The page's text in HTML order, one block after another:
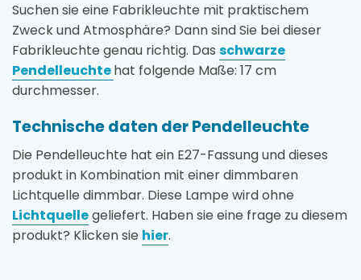
Suchen sie eine Fabrikleuchte mit praktischem
Zweck und Atmosphäre? Dann sind Sie bei dieser
Fabrikleuchte genau richtig. Das schwarze
Pendelleuchtehat folgende Maße: 17 cm
durchmesser.
Technische daten der Pendelleuchte
Die Pendelleuchte hat ein E27-Fassung und dieses
produkt in Kombination mit einer dimmbaren
Lichtquelle dimmbar. Diese Lampe wird ohne
Lichtquellegeliefert. Haben sie eine frage zu diesem
produkt? Klicken sie hier.